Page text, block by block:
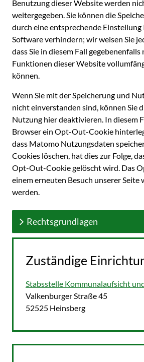
Benutzung dieser Website werden
weitergegeben. Sie können die
durch eine entsprechende
Software verhindern; wir weisen Sie
dass Sie in diesem Fall
Funktionen dieser Website
können.
Wenn Sie mit der Speicherung und
nicht einverstanden sind, können Sie
Nutzung hier deaktivieren. In diesem
Browser ein Opt-Out-Cookie
dass Matomo Nutzungsdaten
Cookies löschen, hat dies zur Folge,
Opt-Out-Cookie gelöscht wird. Das
einem erneuten Besuch unserer
werden.
Rechtsgrundlagen
Zuständige
Stabsstelle Kommunalaufsicht
Straße:
Valkenburger StraßeHausnummer:
45
PLZ:
52525 Ort:
Heinsberg